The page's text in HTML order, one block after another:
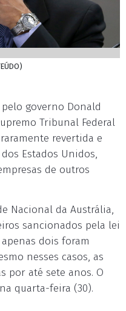
governo Donald
Tribunal Federal
revertida e
Estados Unidos,
de outros
Nacional da Austrália,
sancionados pela lei
apenas dois foram
nesses casos, as
por até sete anos. O
quarta-feira (30).